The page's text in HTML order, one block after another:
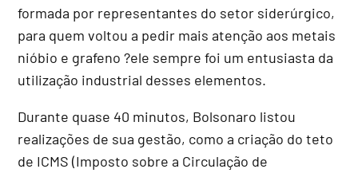
formada por representantes do setor siderúrgico,
para quem voltou a pedir mais atenção aos metais
nióbio e grafeno ?ele sempre foi um entusiasta da
utilização industrial desses elementos.
Durante quase 40 minutos, Bolsonaro listou
realizações de sua gestão, como a criação do teto
de ICMS (Imposto sobre a Circulação de